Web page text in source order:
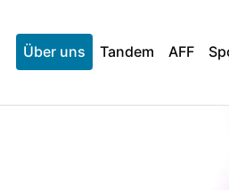
Über uns Tandem AFF